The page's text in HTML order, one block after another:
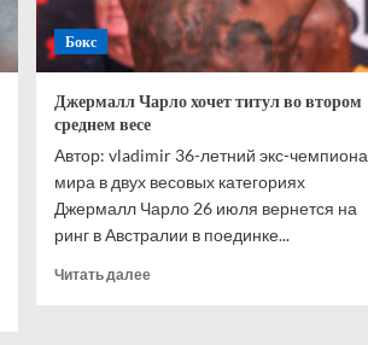
Астрахани»
Бокс
Джермалл Чарло хочет титул во втором
среднем весе
Автор: vladimir 36-летний экс-чемпиона
мира в двух весовых категориях
Джермалл Чарло 26 июля вернется на
ринг в Австралии в поединке...
Читать далееПрочитать